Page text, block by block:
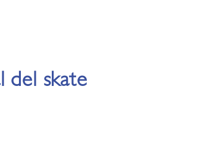
del skate